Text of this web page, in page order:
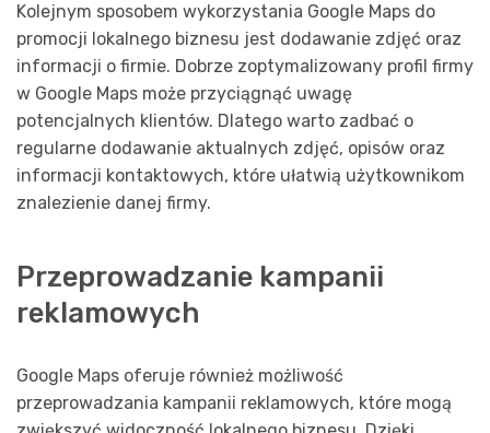
Kolejnym sposobem wykorzystania Google Maps do
promocji lokalnego biznesu jest dodawanie zdjęć oraz
informacji o firmie. Dobrze zoptymalizowany profil firmy
w Google Maps może przyciągnąć uwagę
potencjalnych klientów. Dlatego warto zadbać o
regularne dodawanie aktualnych zdjęć, opisów oraz
informacji kontaktowych, które ułatwią użytkownikom
znalezienie danej firmy.
Przeprowadzanie kampanii
reklamowych
Google Maps oferuje również możliwość
przeprowadzania kampanii reklamowych, które mogą